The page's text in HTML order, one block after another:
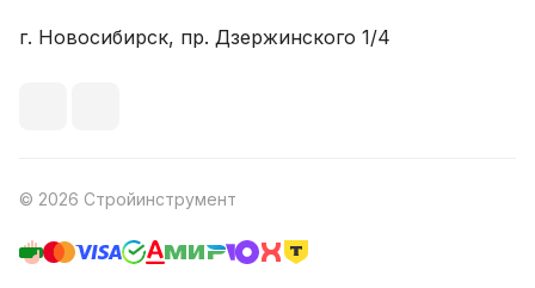
г. Новосибирск, пр. Дзержинского 1/4
© 2026 Стройинструмент